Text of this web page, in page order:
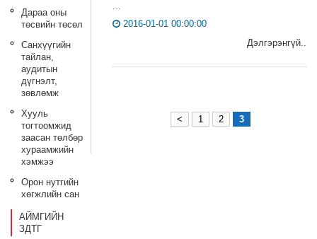
Дараа оны
төсвийн төсөл
Санхүүгийн
тайлан,
аудитын
дүгнэлт,
зөвлөмж
Хууль
тогтоомжид
заасан төлбөр
хураамжийн
хэмжээ
Орон нутгийн
хөгжлийн сан
АЙМГИЙН
ЗДТГ
...
2016-01-01 00:00:00
Дэлгэрэнгүй..
< 1 2 3